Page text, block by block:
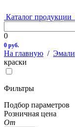
Каталог продукции
0
0 руб.
На главную / Эмали
краски
Фильтры
Подбор параметров
Розничная цена
От